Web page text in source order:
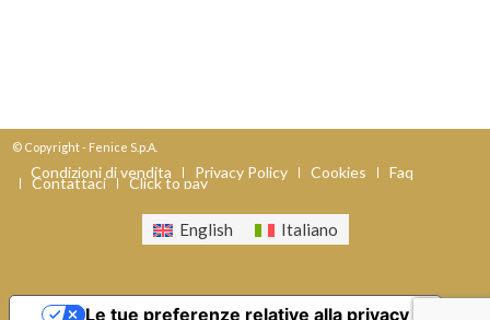
© Copyright - Fenice S.p.A.
Condizioni di vendita Privacy Policy Cookies Faq
Contattaci Click to pay
English Italiano
Le tue preferenze relative alla privacy